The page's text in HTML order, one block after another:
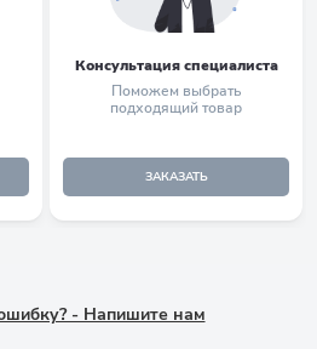
Консультация специалиста
Поможем выбрать
подходящий товар
ЗАКАЗАТЬ
- Напишите нам